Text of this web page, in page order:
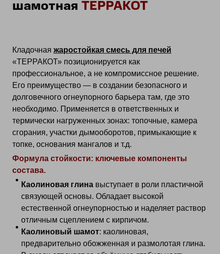
шамотная ТЕРРАКОТ
Кладочная жаростойкая смесь для печей
«ТЕРРАКОТ» позиционируется как
профессиональное, а не компромиссное решение.
Его преимущество — в создании безопасного и
долговечного огнеупорного барьера там, где это
необходимо. Применяется в ответственных и
термически нагруженных зонах: топочные, камера
сгорания, участки дымооборотов, примыкающие к
топке, основания мангалов и т.д.
Формула стойкости: ключевые компоненты
состава.
Каолиновая глина выступает в роли пластичной
связующей основы. Обладает высокой
естественной огнеупорностью и наделяет раствор
отличным сцеплением с кирпичом.
Каолиновый шамот: каолиновая,
предварительно обожженная и размолотая глина.